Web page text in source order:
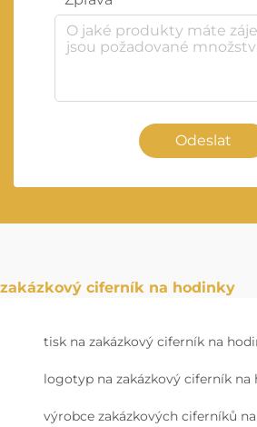
Odeslat
zakázkový ciferník na hodinky
tisk na zakázkový ciferník na
logotyp na zakázkový ciferník na
výrobce zakázkových ciferníků